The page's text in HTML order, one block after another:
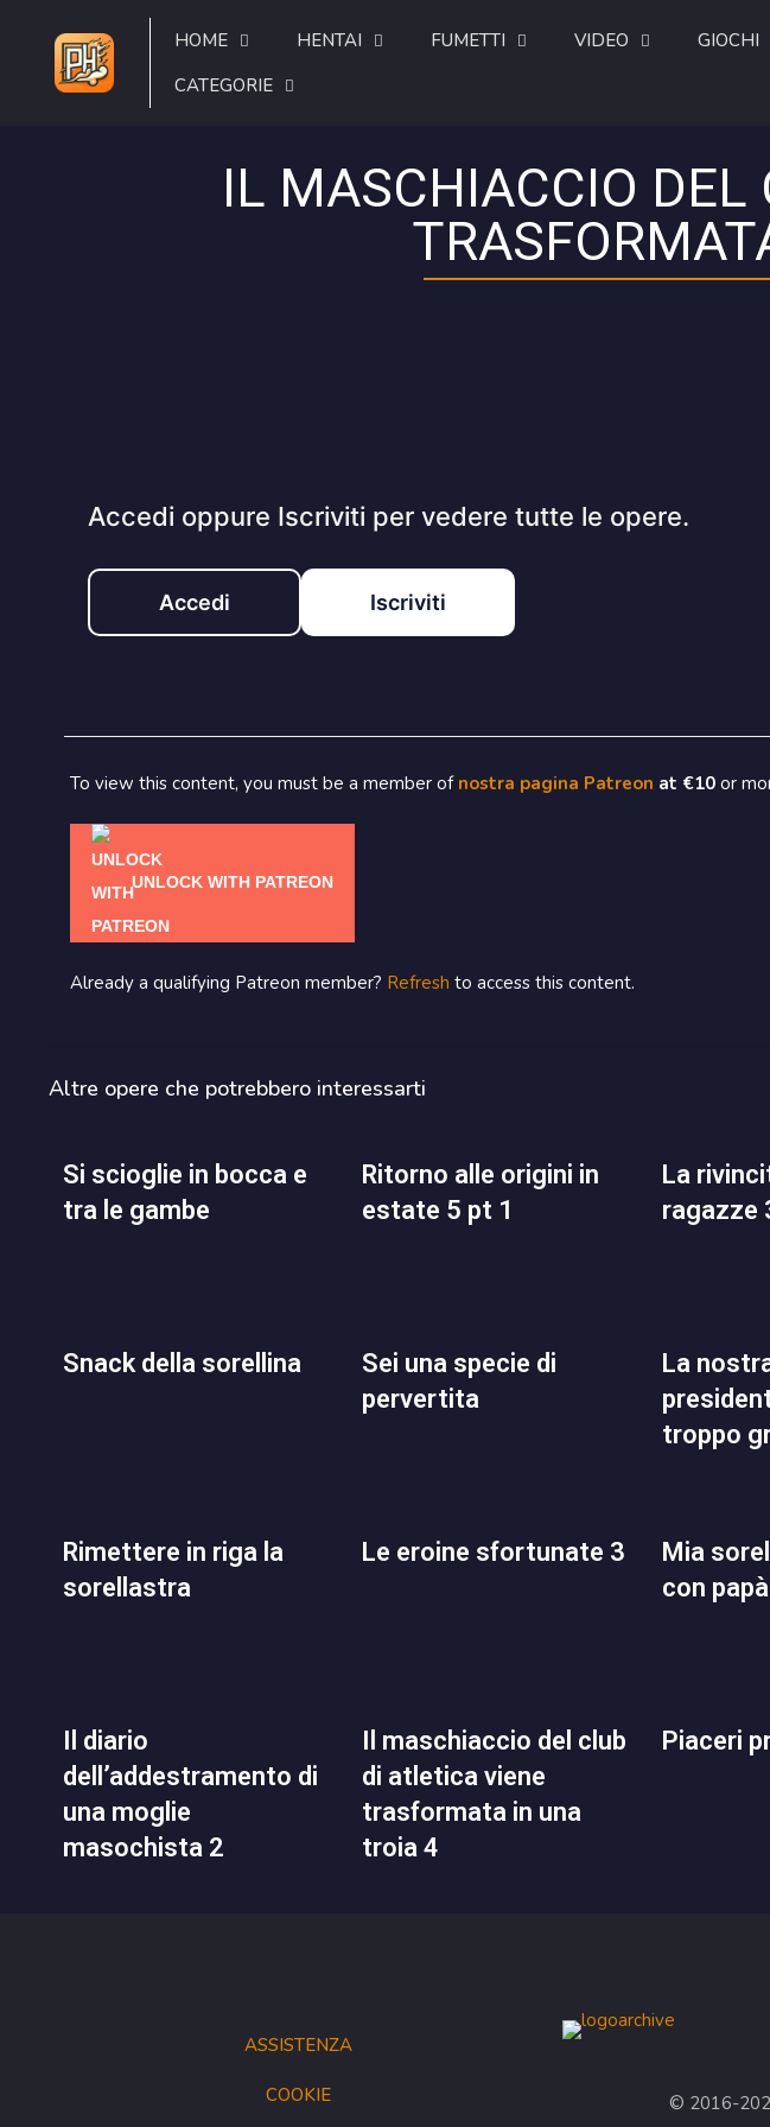
HOME HENTAI FUMETTI VIDEO
GIOCHI
CATEGORIE
IL MASCHIACCIO DEL
Accedi oppure Iscriviti per vedere tutte le opere.
Accedi Iscriviti
To view this content, you must be a member of nostra pagina Patreon at €10 or
UNLOCK WITH PATREON
Already a qualifying Patreon member? Refresh to access this content.
Altre opere che potrebbero interessarti
si scioglie in bocca e
tra le gambe
ritorno alle origini in
estate 5 pt 1
la rivincita delle
ragazze
snack della sorellina
sei una specie di
pervertita
la nostra adorata
troppo
rimettere in riga la
sorellastra
le eroine sfortunate 3
mia sorella va a letto
con
il diario
dell’addestramento di
una moglie
masochista 2
il maschiaccio del club
di atletica viene
trasformata in una
troia 4
piaceri
ASSISTENZA
COOKIE
© 2016-